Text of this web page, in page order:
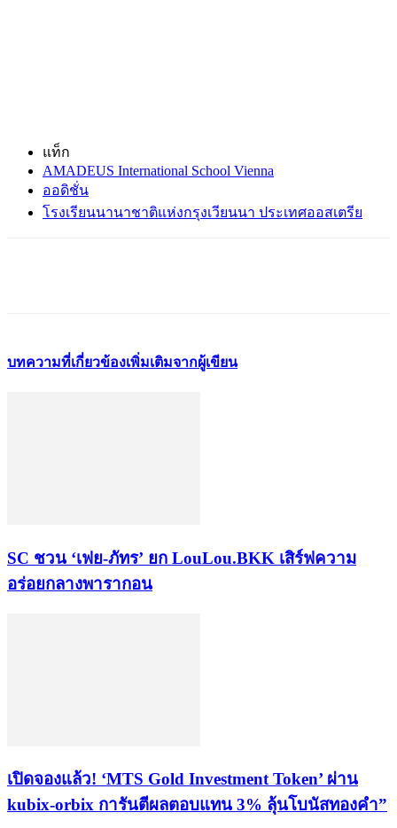
แท็ก
AMADEUS International School Vienna
ออดิชั่น
โรงเรียนนานาชาติแห่งกรุงเวียนนา ประเทศออสเตรีย
บทความที่เกี่ยวข้องเพิ่มเติมจากผู้เขียน
SC ชวน ‘เฟย-ภัทร’ ยก LouLou.BKK เสิร์ฟความ
อร่อยกลางพารากอน
เปิดจองแล้ว! ‘MTS Gold Investment Token’ ผ่าน
kubix-orbix การันตีผลตอบแทน 3% ลุ้นโบนัสทองคำ”